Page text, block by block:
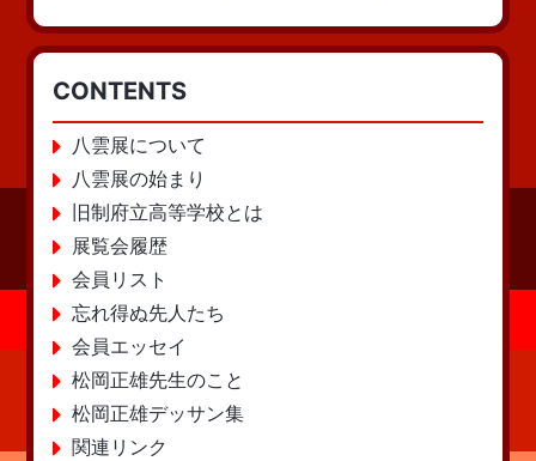
CONTENTS
八雲展について
八雲展の始まり
旧制府立高等学校とは
展覧会履歴
会員リスト
忘れ得ぬ先人たち
会員エッセイ
松岡正雄先生のこと
松岡正雄デッサン集
関連リンク